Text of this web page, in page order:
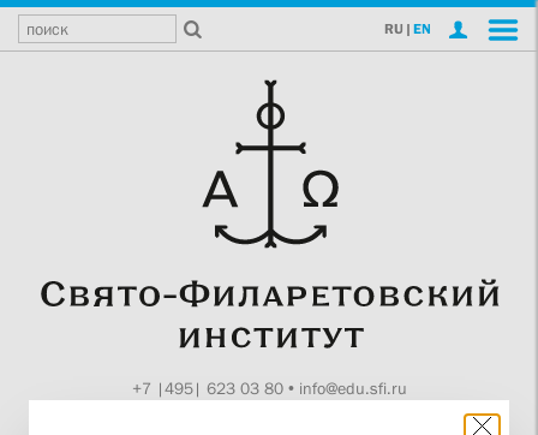
RU | EN
+7 |495| 623 03 80• info@edu.sfi.ru